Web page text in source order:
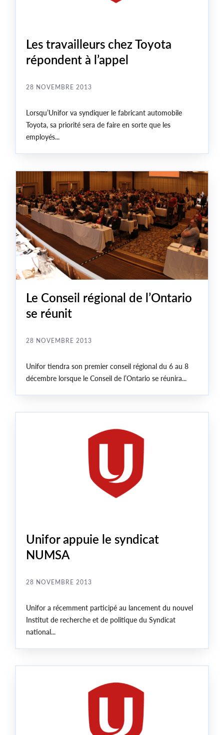
Les travailleurs chez Toyota
répondent à l’appel
28 NOVEMBRE 2013
Lorsqu’Unifor va syndiquer le fabricant automobile
Toyota, sa priorité sera de faire en sorte que les
employés...
Le Conseil régional de l’Ontario
se réunit
28 NOVEMBRE 2013
Unifor tiendra son premier conseil régional du 6 au 8
décembre lorsque le Conseil de l’Ontario se réunira...
Unifor appuie le syndicat
NUMSA
28 NOVEMBRE 2013
Unifor a récemment participé au lancement du nouvel
Institut de recherche et de politique du Syndicat
national...